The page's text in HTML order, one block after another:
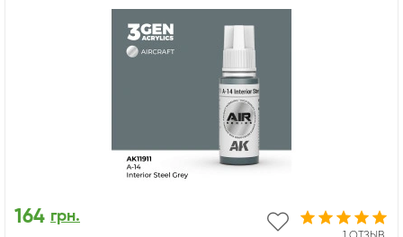
164 грн.